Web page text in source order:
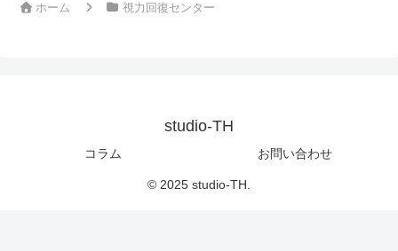
ホーム 視力回復センター
studio-TH
コラム お問い合わせ
© 2025 studio-TH.